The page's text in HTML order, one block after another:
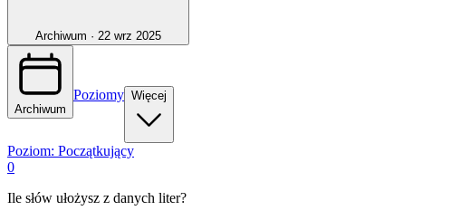
Archiwum · 22 wrz 2025
Archiwum
Poziomy Więcej
Poziom: Początkujący
0
Ile słów ułożysz z danych liter?